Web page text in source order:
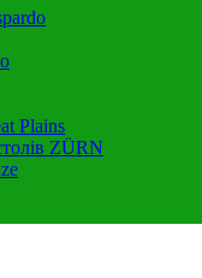
Plains
ZÜRN